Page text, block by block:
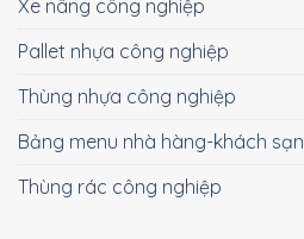
Xe nâng công nghiệp
Pallet nhựa công nghiệp
Thùng nhựa công nghiệp
Bảng menu nhà hàng-khách sạn
Thùng rác công nghiệp